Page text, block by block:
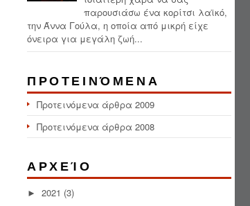
παρουσιάσω ένα κορίτσι λαϊκό,
την Άννα Γούλα, η οποία από μικρή είχε
όνειρα για μεγάλη ζωή...
ΠΡΟΤΕΙΝΌΜΕΝΑ
Προτεινόμενα άρθρα 2009
Προτεινόμενα άρθρα 2008
ΑΡΧΕΊΟ
► 2021 (3)